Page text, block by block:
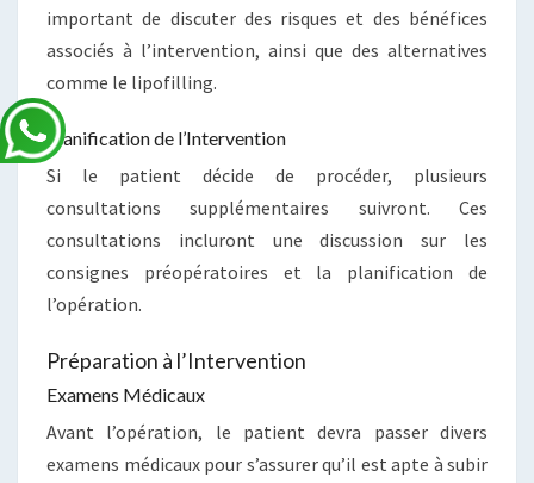
important de discuter des risques et des bénéfices
associés à l’intervention, ainsi que des alternatives
comme le lipofilling.
Planification de l’Intervention
Si le patient décide de procéder, plusieurs
consultations supplémentaires suivront. Ces
consultations incluront une discussion sur les
consignes préopératoires et la planification de
l’opération.
Préparation à l’Intervention
Examens Médicaux
Avant l’opération, le patient devra passer divers
examens médicaux pour s’assurer qu’il est apte à subir